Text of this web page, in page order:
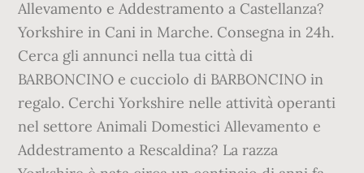
Allevamento e Addestramento a Castellanza?
Yorkshire in Cani in Marche. Consegna in 24h.
Cerca gli annunci nella tua città di
BARBONCINO e cucciolo di BARBONCINO in
regalo. Cerchi Yorkshire nelle attività operanti
nel settore Animali Domestici Allevamento e
Addestramento a Rescaldina? La razza